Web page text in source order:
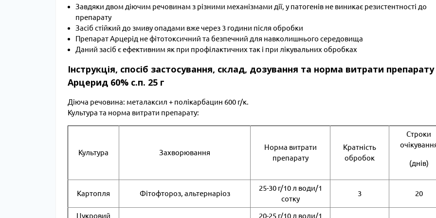
Завдяки двом діючим речовинам з різними механізмами дії, у патогенів не виникає резистентності до
препарату
Засіб стійкий до змиву опадами вже через 3 години після обробки
Препарат Арцерід не фітотоксичний та безпечний для навколишнього середовища
Даний засіб є ефективним як при профілактичних так і при лікувальних обробках
Інструкція, спосіб застосування, склад, дозування та норма витрати препарату
Арцерид 60% с.п. 25 г
Діюча речовина: металаксил + полікарбацин 600 г/к.
Культура та норма витрати препарату:
Культура Захворювання
Норма витрати
препарату
Кратність
обробок
Строки
(днів)
Картопля Фітофтороз, альтернаріоз
25-30 г/10 л води/1
сотку
3 20
Цукровий 20-25 г/10 л води/1